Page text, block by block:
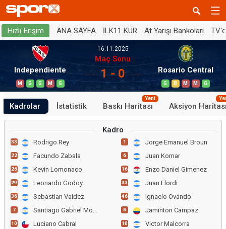
Hızlı Erişim ANA SAYFA İLK11 KUR At Yarışı Bankoları
Independiente
M G G M G
16.11.2025
Maç Sonu
1 - 0 Rosario Central
G B M M G
Kadrolar İstatistik Baskı Haritası
Yeni
Aksiyon
Kadro
33 Rodrigo Rey
22 Facundo Zabala
26 Kevin Lomonaco
29 Leonardo Godoy
36 Sebastian Valdez
7 Santiago Gabriel Montiel
10 Luciano Cabral
1 Jorge Emanuel Broun
6 Juan Komar
16 Enzo Daniel Gimenez
33 Juan Elordi
46 Ignacio Ovando
8 Jaminton Campaz
10 Victor Malcorra